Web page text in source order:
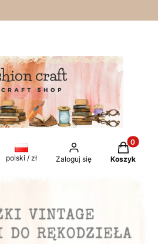
wyszukiwarkę
polski / zł Zaloguj się
Produkty
Koszyk